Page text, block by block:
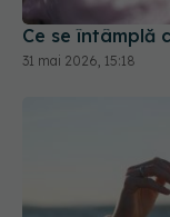
Ce se întâmplă
31 mai 2026, 15:18